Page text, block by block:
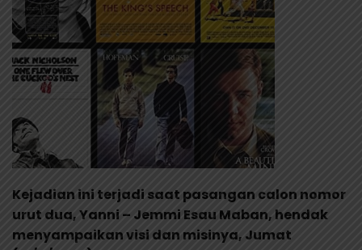
Kejadian ini terjadi saat pasangan calon nomor
urut dua, Yanni – Jemmi Esau Maban, hendak
menyampaikan visi dan misinya, Jumat